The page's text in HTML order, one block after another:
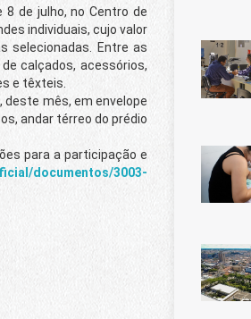
de julho, no Centro de
individuais, cujo valor
selecionadas. Entre as
calçados, acessórios,
e têxteis.
mês, em envelope
andar térreo do prédio
para a participação e
documentos/3003-